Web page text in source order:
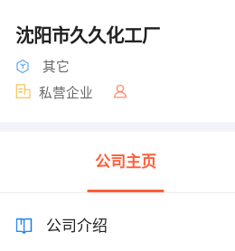
沈阳市久久化工厂
其它
私营企业
公司主页
公司介绍